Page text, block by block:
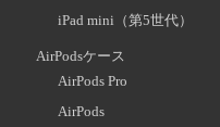
iPad mini（第5世代）
AirPodsケース
AirPods Pro
AirPods